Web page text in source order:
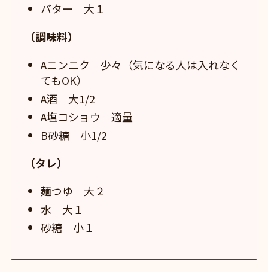
バター 大１
（調味料）
Aニンニク 少々（気になる人は入れなく
てもOK）
A酒 大1/2
A塩コショウ 適量
B砂糖 小1/2
（タレ）
麺つゆ 大２
水 大１
砂糖 小１